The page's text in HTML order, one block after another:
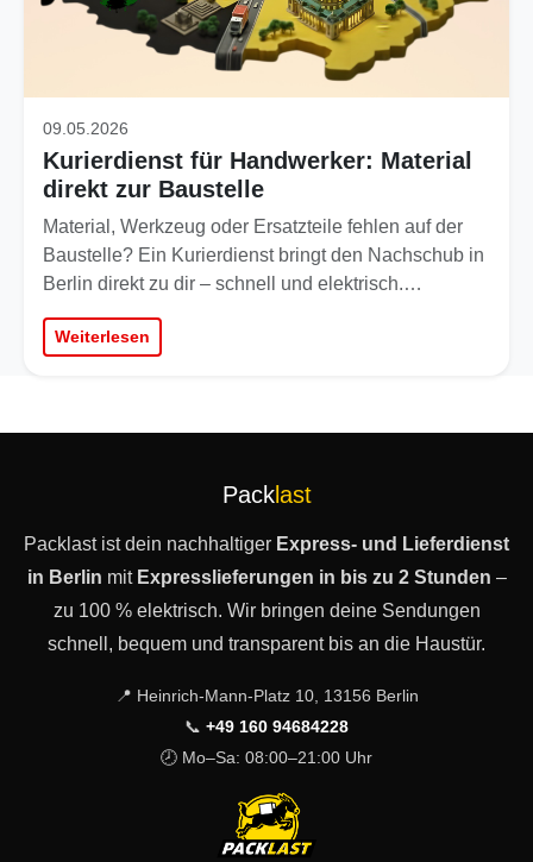
09.05.2026
Kurierdienst für Handwerker: Material
direkt zur Baustelle
Material, Werkzeug oder Ersatzteile fehlen auf der
Baustelle? Ein Kurierdienst bringt den Nachschub in
Berlin direkt zu dir – schnell und elektrisch.…
Weiterlesen
Packlast
Packlast ist dein nachhaltiger Express- und Lieferdienst
in Berlin mit Expresslieferungen in bis zu 2 Stunden –
zu 100 % elektrisch. Wir bringen deine Sendungen
schnell, bequem und transparent bis an die Haustür.
📍 Heinrich-Mann-Platz 10, 13156 Berlin
📞 +49 160 94684228
🕗 Mo–Sa: 08:00–21:00 Uhr